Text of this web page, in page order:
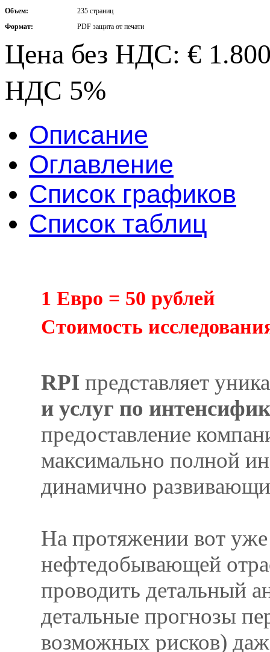
Объем:
235 страниц
Формат:
PDF защита от печати
Цена без НДС: €
НДС 5%
Описание
Оглавление
Список графиков
Список таблиц
1 Евро = 50 рублей
Cтоимость
RPI представляет
и услуг по
предоставление
максимально полной
динамично
На протяжении вот
нефтедобывающей
проводить детальный
детальные прогнозы
возможных рисков)